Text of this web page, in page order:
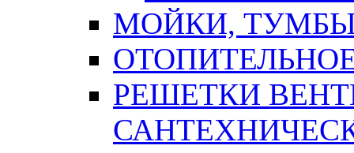
МОЙКИ,
РЕШЕТКИ